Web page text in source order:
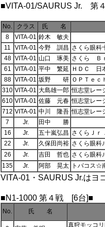
■VITA-01/SAURUS Jr. 第
No. クラス
氏 名
8
VITA-01 鈴木 敏夫
11
VITA-01 今野 訓昌 さくら眼科
48 VITA-01 山口 琢美 さくら Ｂ
61
VITA-01 平中 繁延
ＨＤＣ 日
88 VITA-01 坂野 研 ＯＰＴｅ
310 VITA-01 大島雄一郎 恒志堂レー
610 VITA-01 佐藤 元春 恒志堂レー
712 VITA-01 中川 隆吾 恒志堂レー
7
Jr.
田中 勝
16
Jr. 五十嵐弘昌 さくらＪｒ
22
Jr. 久保田尚裕 さくら眼科
26
Jr. 吉田 哲也 さくら眼科
135
Jr. 阿部 晃太 トバコス
VITA-01・SAURUS Jr.はヨ
■N1-1000 第４戦 [6台]■
No. 氏 名
真狩モッコ